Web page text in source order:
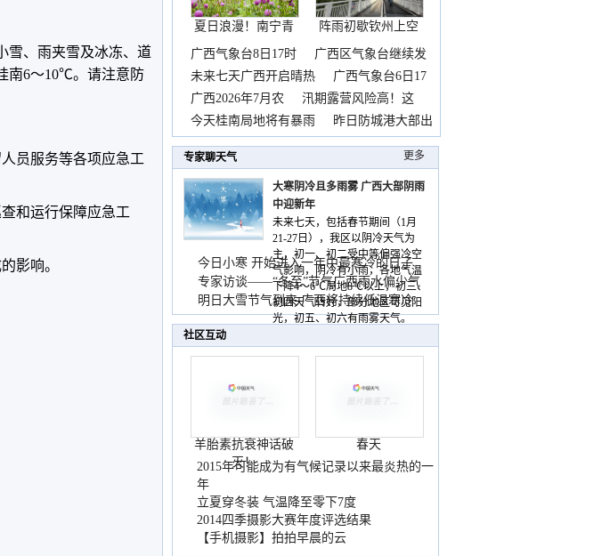
雪、雨夹雪及冰冻、道
南6～10℃。请注意防
员服务等各项应急工
和运行保障应急工
影响。
夏日浪漫！南宁青
秀山
阵雨初歇钦州上空
邂逅
广西气象台8日17时
广西区气象台继续发
布
未来七天广西开启晴热
广西气象台6日17
时
广西2026年7月农
汛期露营风险高！这
份
今天桂南局地将有暴雨
昨日防城港大部出
现暴
专家聊天气 更多
大寒阴冷且多雨雾 广西大部阴雨
中迎新年
未来七天，包括春节期间（1月
21-27日），我区以阴冷天气为
主，初一、初二受中等偏强冷空
气影响，阴冷有小雨，各地气温
下降4～6℃局地8℃以上，初三、
初四天气转好，部分地区可见阳
光，初五、初六有雨雾天气。
今日小寒 开始进入一年中最寒冷的日子
专家访谈——“冬至”节气广西雨水偏少气
温低
明日大雪节气到来 广西将持续低温寒冷
天气
社区互动
羊胎素抗衰神话破
灭！
春天
2015年可能成为有气候记录以来最炎热的一
年
立夏穿冬装 气温降至零下7度
2014四季摄影大赛年度评选结果
【手机摄影】拍拍早晨的云